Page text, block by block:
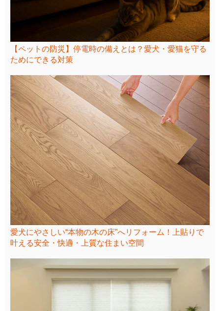
【ペットの防災】停電時の備えとは？愛犬・愛猫を守る
ためにできる対策
愛犬にやさしい“本物の木の床”へリフォーム！上貼りで
叶える安全・快適・上質な住まい空間